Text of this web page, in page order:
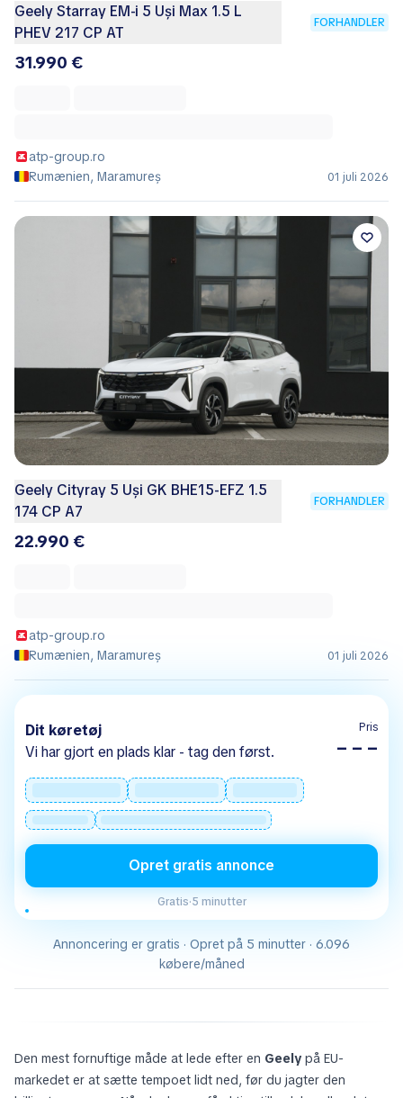
Geely Starray EM-i 5 Uși Max 1.5 L
PHEV 217 CP AT
FORHANDLER
31.990 €
atp-group.ro
Rumænien, Maramureș
01 juli 2026
Geely Cityray 5 Uși GK BHE15-EFZ 1.5
174 CP A7
FORHANDLER
22.990 €
atp-group.ro
Rumænien, Maramureș
01 juli 2026
Dit køretøj
Vi har gjort en plads klar - tag den først.
Pris
– – –
Opret gratis annonce
Gratis·5 minutter
Annoncering er gratis · Opret på 5 minutter · 6.096
købere/måned
Den mest fornuftige måde at lede efter en Geely på EU-
markedet er at sætte tempoet lidt ned, før du jagter den